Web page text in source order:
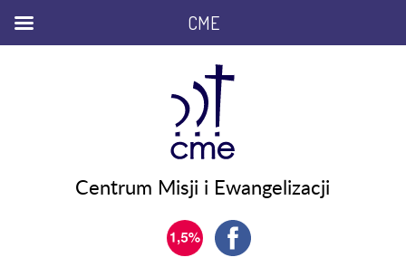
Centrum Misji i Ewangelizacji
CME